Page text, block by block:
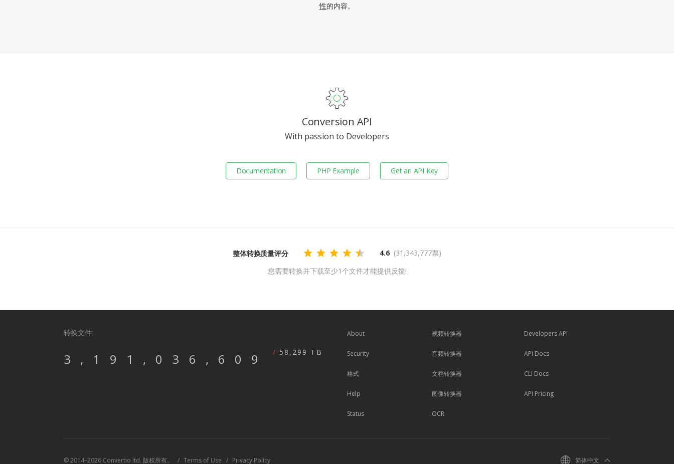
性的内容。
Conversion API
With passion to Developers
Documentation PHP Example Get an API Key
整体转换质量评分 4.6 (31,343,777票)
您需要转换并下载至少1个文件才能提供反馈!
转换文件:
3,191,036,609 58,299 TB
About
Security
格式
Help
Status
视频转换器
音频转换器
文档转换器
图像转换器
OCR
Developers API
API Docs
CLI Docs
API Pricing
简体中文
© 2014–2026 Convertio ltd. 版权所有。 Terms of Use Privacy Policy